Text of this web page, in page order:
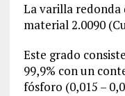
La varilla redonda
material2.0090
Este grado
99,9% con un
fósforo (0,015 –